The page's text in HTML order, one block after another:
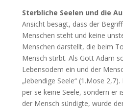
Sterbliche Seelen und die
Ansicht besagt, dass der
Menschen steht und keine
Menschen darstellt, die beim
Mensch stirbt. Als Gott Adam
Lebensodem ein und der
„lebendige Seele“ (1.Mose
per se keine Seele, sondern er
der Mensch sündigte, wurde